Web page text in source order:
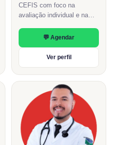
CEFIS com foco na
avaliação individual e na
entre as áreas.
💬 Agendar
Ver perfil